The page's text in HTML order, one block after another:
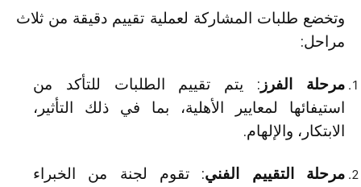
وتخضع طلبات المشاركة لعملية تقييم دقيقة من ثلاث
مراحل:
مرحلة الفرز : يتم تقييم الطلبات للتأكد من
استيفائها لمعايير الأهلية، بما في ذلك التأثير،
الابتكار، والإلهام.
مرحلة التقييم الفني: تقوم لجنة من الخبراء